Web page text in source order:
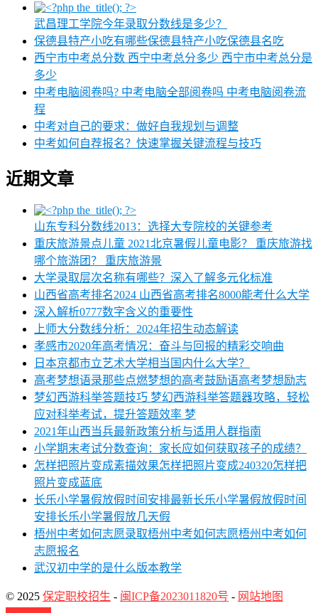
武昌理工学院今年录取分数线是多少？
保德县特产小吃有哪些保德县特产小吃保德县名吃
西宁市中考总分数 西宁中考总分多少 西宁市中考总分是
多少
中考电脑阅卷吗? 中考电脑全部阅卷吗 中考电脑阅卷流
程
中考对自己的要求：做好自我规划与调整
中考如何自荐报名？快速掌握关键流程与技巧
近期文章
山东专科分数线2013：选择大专院校的关键参考
重庆旅游景点儿童 2021北京暑假儿童电影？ 重庆旅游找
哪个旅游团？ 重庆旅游景
大学录取层次名称有哪些？深入了解多元化标准
山西省高考排名2024 山西省高考排名8000能考什么大学
深入解析0777数字含义的重要性
上师大分数线分析：2024年招生动态解读
孝感市2020年高考情况：奋斗与回报的精彩交响曲
日本京都市立艺术大学相当国内什么大学？
高考梦想语录那些点燃梦想的高考鼓励语高考梦想励志
梦幻西游科举答题技巧 梦幻西游科举答题器攻略，轻松
应对科举考试，提升答题效率 梦
2021年山西当兵最新政策分析与适用人群指南
小学期末考试分数查询：家长应如何获取孩子的成绩？
怎样把照片变成素描效果怎样把照片变成240320怎样把
照片变成蓝底
长乐小学暑假放假时间安排最新长乐小学暑假放假时间
安排长乐小学暑假放几天假
梧州中考如何志愿录取梧州中考如何志愿梧州中考如何
志愿报名
武汉初中学的是什么版本教学
© 2025 保定职校招生 - 闽ICP备2023011820号 - 网站地图